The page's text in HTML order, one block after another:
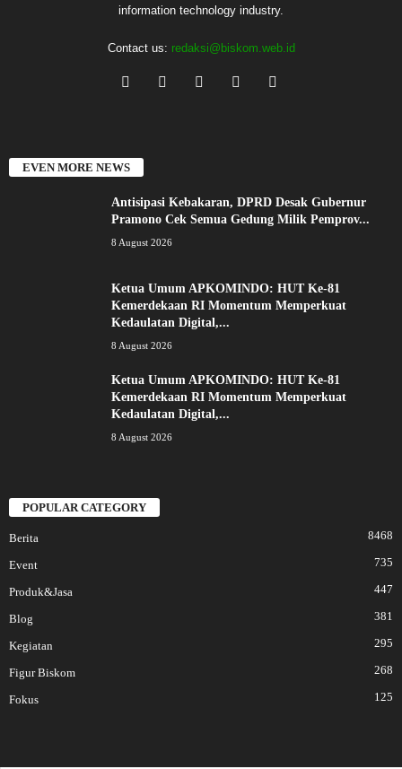
information technology industry.
Contact us: redaksi@biskom.web.id
EVEN MORE NEWS
Antisipasi Kebakaran, DPRD Desak Gubernur
Pramono Cek Semua Gedung Milik Pemprov...
8 August 2026
Ketua Umum APKOMINDO: HUT Ke-81
Kemerdekaan RI Momentum Memperkuat
Kedaulatan Digital,...
8 August 2026
Ketua Umum APKOMINDO: HUT Ke-81
Kemerdekaan RI Momentum Memperkuat
Kedaulatan Digital,...
8 August 2026
POPULAR CATEGORY
Berita 8468
Event 735
Produk&Jasa 447
Blog 381
Kegiatan 295
Figur Biskom 268
Fokus 125